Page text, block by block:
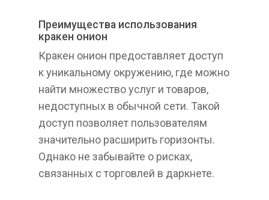
Преимущества использования
кракен онион
Кракен онион предоставляет доступ
к уникальному окружению, где можно
найти множество услуг и товаров,
недоступных в обычной сети. Такой
доступ позволяет пользователям
значительно расширить горизонты.
Однако не забывайте о рисках,
связанных с торговлей в даркнете.